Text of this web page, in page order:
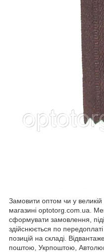
Замовити оптом чи у великій
магазині optotorg.com.ua.
сформувати замовлення,
здійснюється по
позицій на складі.
поштою, Укрпоштою,